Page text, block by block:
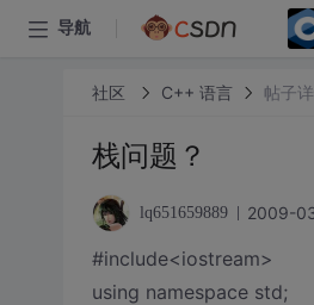
导航
社区 C++ 语言 帖子
栈问题？
lq651659889 2009-
#include<iostream>
using namespace std;